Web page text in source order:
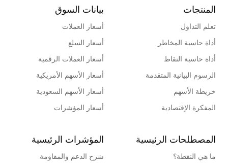
المنتجات
تعلم التداول
أداة حاسبة المخاطر
أداة حاسبة النقاط
الرسوم البيانية المتقدمة
خريطة الأسهم
المفكرة الإقتصادية
بيانات السوق
أسعار العملات
أسعار السلع
أسعار العملات الرقمية
أسعار الأسهم الأمريكية
أسعار الأسهم السعودية
أسعار المؤشرات
المصطلحات الرئيسية
ما هي النقطة؟
المؤشرات الرئيسية
شرح الدعم والمقاومة